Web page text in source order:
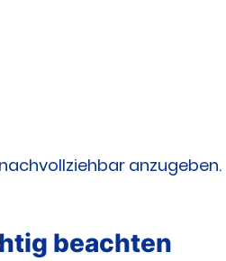
anzugeben.
beachten